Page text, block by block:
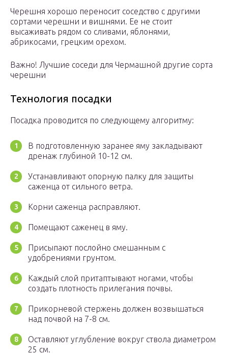
Черешня хорошо переносит соседство с другими
сортами черешни и вишнями. Ее не стоит
высаживать рядом со сливами, яблонями,
абрикосами, грецким орехом.
Важно! Лучшие соседи для Чермашной другие сорта
черешни
Технология посадки
Посадка проводится по следующему алгоритму:
В подготовленную заранее яму закладывают
дренаж глубиной 10-12 см.
Устанавливают опорную палку для защиты
саженца от сильного ветра.
Корни саженца расправляют.
Помещают саженец в яму.
Присыпают послойно смешанным с
удобрениями грунтом.
Каждый слой притаптывают ногами, чтобы
создать плотность прилегания почвы.
Прикорневой стержень должен возвышаться
над почвой на 7-8 см.
Оставляют углубление вокруг ствола диаметром
25 см.